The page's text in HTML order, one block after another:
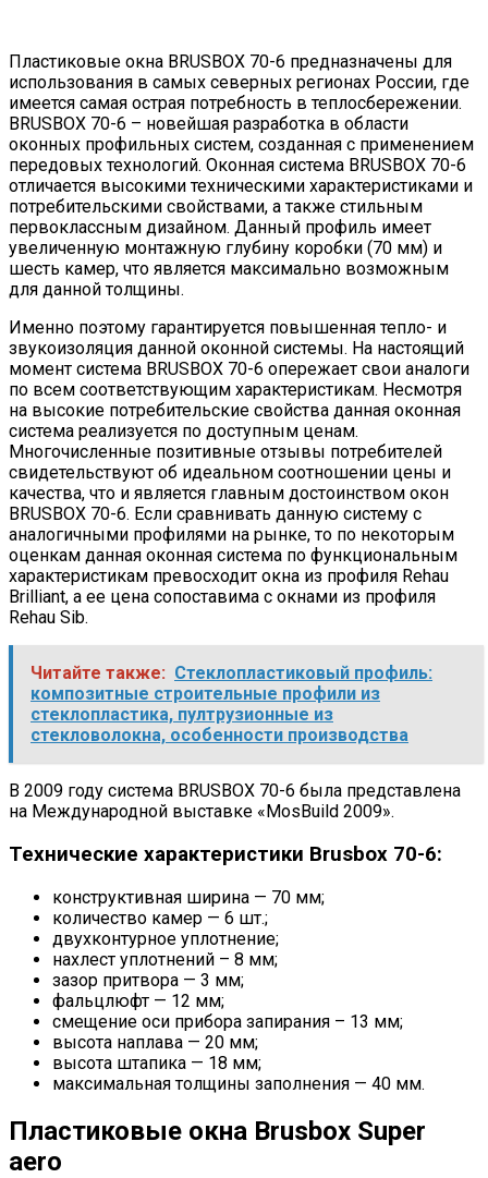
Пластиковые окна BRUSBOX 70-6 предназначены для
использования в самых северных регионах России, где
имеется самая острая потребность в теплосбережении.
BRUSBOX 70-6 – новейшая разработка в области
оконных профильных систем, созданная с применением
передовых технологий. Оконная система BRUSBOX 70-6
отличается высокими техническими характеристиками и
потребительскими свойствами, а также стильным
первоклассным дизайном. Данный профиль имеет
увеличенную монтажную глубину коробки (70 мм) и
шесть камер, что является максимально возможным
для данной толщины.
Именно поэтому гарантируется повышенная тепло- и
звукоизоляция данной оконной системы. На настоящий
момент система BRUSBOX 70-6 опережает свои аналоги
по всем соответствующим характеристикам. Несмотря
на высокие потребительские свойства данная оконная
система реализуется по доступным ценам.
Многочисленные позитивные отзывы потребителей
свидетельствуют об идеальном соотношении цены и
качества, что и является главным достоинством окон
BRUSBOX 70-6. Если сравнивать данную систему с
аналогичными профилями на рынке, то по некоторым
оценкам данная оконная система по функциональным
характеристикам превосходит окна из профиля Rehau
Brilliant, а ее цена сопоставима с окнами из профиля
Rehau Sib.
Читайте также: Стеклопластиковый профиль:
композитные строительные профили из
стеклопластика, пултрузионные из
стекловолокна, особенности производства
В 2009 году система BRUSBOX 70-6 была представлена
на Международной выставке «MosBuild 2009».
Технические характеристики Brusbox 70-6:
конструктивная ширина — 70 мм;
количество камер — 6 шт.;
двухконтурное уплотнение;
нахлест уплотнений – 8 мм;
зазор притвора — 3 мм;
фальцлюфт — 12 мм;
смещение оси прибора запирания – 13 мм;
высота наплава — 20 мм;
высота штапика — 18 мм;
максимальная толщины заполнения — 40 мм.
Пластиковые окна Brusbox Super
aero